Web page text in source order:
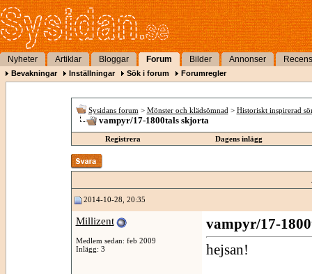
Nyheter Artiklar Bloggar Forum Bilder Annonser
Bevakningar Inställningar Sök i forum Forumregler
Sysidans forum > Mönster och klädsömnad > Historiskt inspirerad
vampyr/17-1800tals skjorta
Registrera Dagens inlägg
2014-10-28, 20:35
Millizent
Medlem sedan: feb 2009
Inlägg: 3
vampyr/17-
hejsan!